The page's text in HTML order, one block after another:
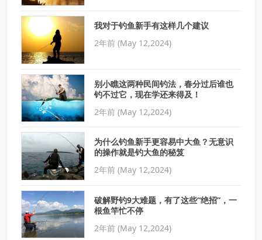
我对于钓鱼新手有这样几个建议
2年前 (May 12,2024)
别小瞧这两种民间钓法，春分过后谁也
钓不过它，现在学还来得及！
2年前 (May 12,2024)
为什么钓鱼新手更容易中大鱼？无意识
的操作就是钓大鱼的秘笈
2年前 (May 12,2024)
破解野钓9大难题，有了这些“绝招”，一
根鱼竿忙不停
2年前 (May 12,2024)